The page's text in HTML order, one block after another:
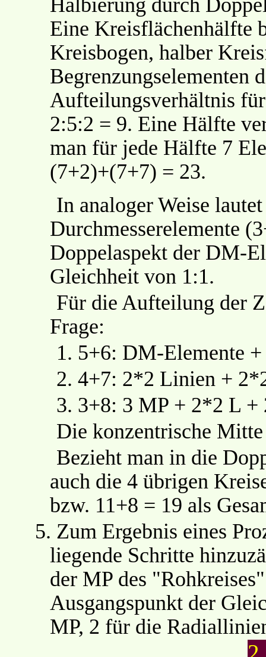
Halbierung durch
Eine Kreisflächenhälfte
Kreisbogen, halber
Begrenzungselementen
Aufteilungsverhältnis
2:5:2 = 9. Eine Hälfte
man für jede Hälfte 7
(7+2)+(7+7) = 23.
In analoger Weise
Durchmesserelemente
Doppelaspekt der DM-
Gleichheit von 1:1.
Für die Aufteilung der
Frage:
1. 5+6: DM-Elemente
2. 4+7: 2*2 Linien +
3. 3+8: 3 MP + 2*2 L +
Die konzentrische
Bezieht man in die
auch die 4 übrigen
bzw. 11+8 = 19 als
5. Zum Ergebnis eines
liegende Schritte
der MP des
Ausgangspunkt der
MP, 2 für die